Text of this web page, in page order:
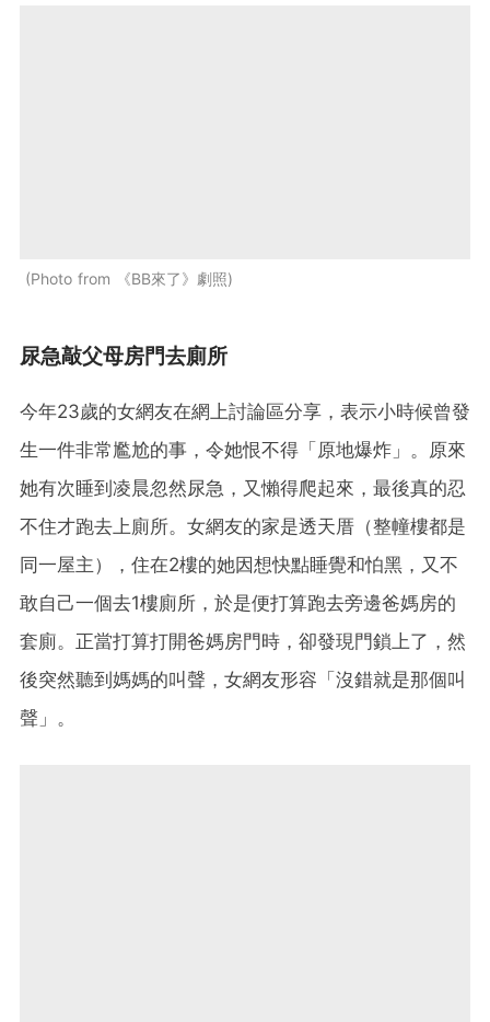
Photo from 《BB來了》劇照
尿急敲父母房門去廁所
今年23歲的女網友在網上討論區分享，表示小時候曾發
生一件非常尷尬的事，令她恨不得「原地爆炸」。原來
她有次睡到凌晨忽然尿急，又懶得爬起來，最後真的忍
不住才跑去上廁所。女網友的家是透天厝（整幢樓都是
同一屋主），住在2樓的她因想快點睡覺和怕黑，又不
敢自己一個去1樓廁所，於是便打算跑去旁邊爸媽房的
套廁。正當打算打開爸媽房門時，卻發現門鎖上了，然
後突然聽到媽媽的叫聲，女網友形容「沒錯就是那個叫
聲」。